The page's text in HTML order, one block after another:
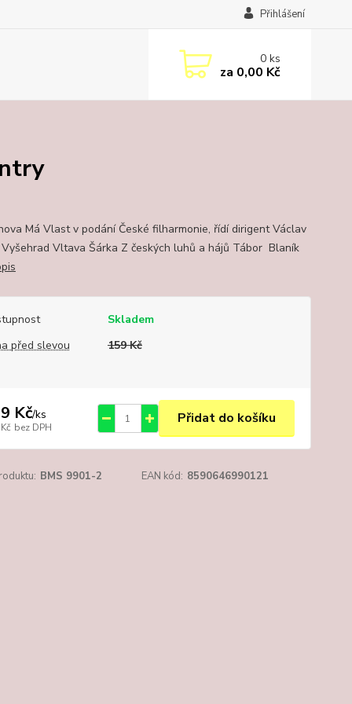
Přihlášení
0ks
za 0,00 Kč
Má Vlast v podání České filharmonie, řídí dirigent Václav
Vltava Šárka Z českých luhů a hájů Tábor Blaník
Skladem
před slevou
159 Kč
Kč/ks
bez DPH
Přidat do košíku
BMS 9901-2 EAN kód: 8590646990121